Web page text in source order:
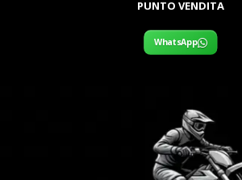
PUNTO VENDITA
WhatsApp